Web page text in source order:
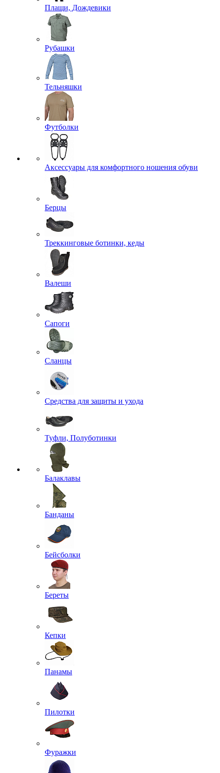
Плащи, Дождевики
Рубашки
Тельняшки
Футболки
Аксессуары для комфортного ношения обуви
Берцы
Треккинговые ботинки, кеды
Валеши
Сапоги
Сланцы
Средства для защиты и ухода
Туфли, Полуботинки
Балаклавы
Банданы
Бейсболки
Береты
Кепки
Панамы
Пилотки
Фуражки